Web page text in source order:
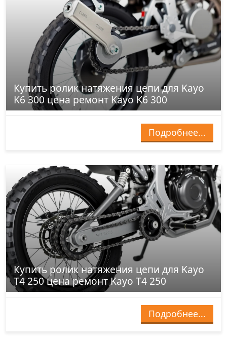
Купить ролик натяжения цепи для Kayo
K6 300 цена ремонт Kayo K6 300
Подробнее...
Купить ролик натяжения цепи для Kayo
T4 250 цена ремонт Kayo T4 250
Подробнее...